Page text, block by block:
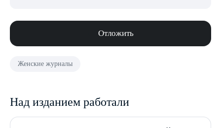
Отложить
Женские журналы
Над изданием работали